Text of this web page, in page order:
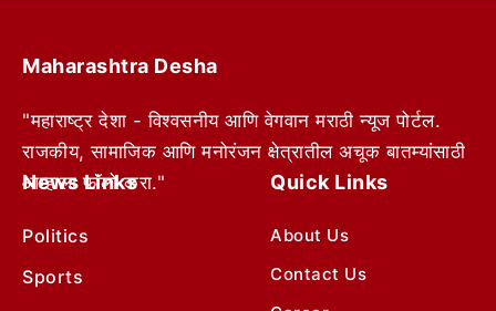
Maharashtra Desha
"महाराष्ट्र देशा - विश्वसनीय आणि वेगवान मराठी न्यूज पोर्टल.
राजकीय, सामाजिक आणि मनोरंजन क्षेत्रातील अचूक बातम्यांसाठी
आम्हाला फॉलो करा."
News Links
Politics
Sports
Quick Links
About Us
Contact Us